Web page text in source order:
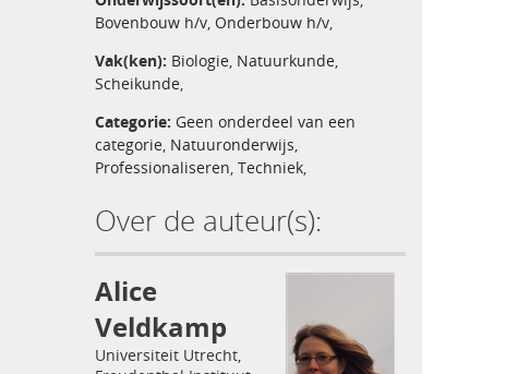
Bovenbouw h/v, Onderbouw h/v,
Vak(ken): Biologie, Natuurkunde,
Scheikunde,
Categorie: Geen onderdeel van een
categorie, Natuuronderwijs,
Professionaliseren, Techniek,
Over de auteur(s):
Alice
Veldkamp
Universiteit Utrecht,